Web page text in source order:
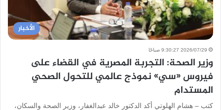
الأخبار
2026/07/29 9:30:27 صباحًا
وزير الصحة: التجربة المصرية في القضاء على
فيروس «سي» نموذج عالمي للتحول الصحي
المستدام
كتب – هشام الهلوتي أكد الدكتور خالد عبدالغفار، وزير الصحة والسكان،